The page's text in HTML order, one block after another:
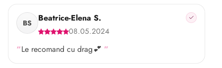
BS Beatrice-Elena S.
08.05.2024
Le recomand cu drag💕